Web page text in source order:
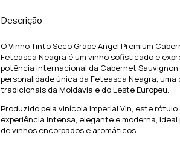
Descrição
O Vinho Tinto Seco Grape Angel Premium
Feteasca Neagra é um vinho sofisticado e
potência internacional da Cabernet Sauvignon
personalidade única da Feteasca Neagra, uma
tradicionais da Moldávia e do Leste Europeu.
Produzido pela vinícola Imperial Vin, este
experiência intensa, elegante e moderna,
de vinhos encorpados e aromáticos.